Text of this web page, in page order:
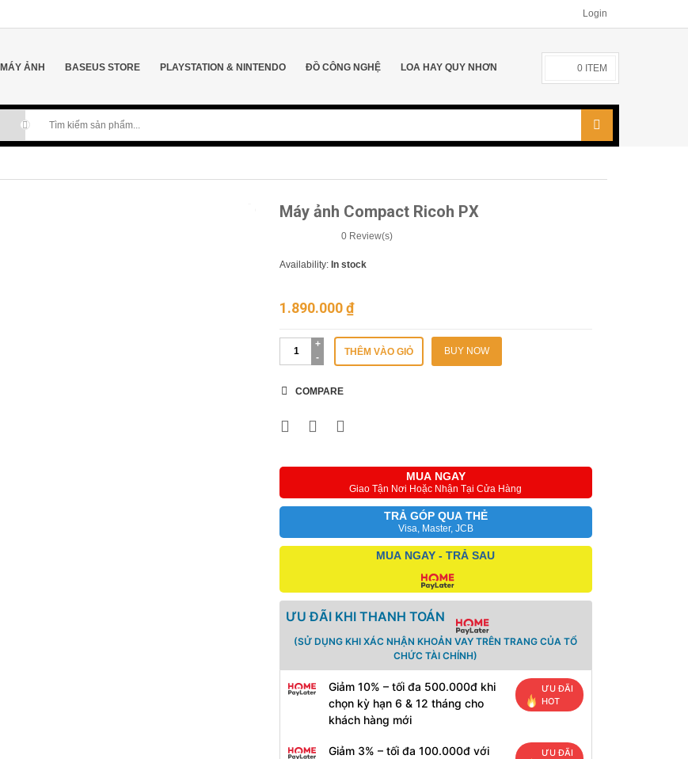
Login
MÁY ẢNH BASEUS STORE PLAYSTATION & NINTENDO ĐỒ CÔNG NGHỆ LOA HAY QUY NHƠN 0 ITEM
Máy ảnh Compact Ricoh PX
0Review(s)
Availability: In stock
1.890.000₫
THÊM VÀO GIỎ BUY NOW
COMPARE
MUA NGAY
Giao Tận Nơi Hoặc Nhận Tại Cửa Hàng
TRẢ GÓP QUA THẺ
Visa, Master, JCB
MUA NGAY - TRẢ SAU
ƯU ĐÃI KHI THANH TOÁN
(SỬ DỤNG KHI XÁC NHẬN KHOẢN VAY TRÊN TRANG CỦA TỔ
CHỨC TÀI CHÍNH)
Giảm 10% – tối đa 500.000đ khi
chọn kỳ hạn 6 & 12 tháng cho
khách hàng mới
ƯU ĐÃI
HOT
Giảm 3% – tối đa 100.000đ với
ƯU ĐÃI